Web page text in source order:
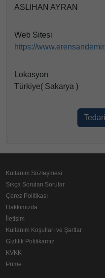
ASLIHAN AYRAN
Web Sitesi
https://
Lokasyon
Türkiye( Sakarya )
Kullanım Sözleşmesi
Sıkça Sorulan Sorular
Çerez Politikası
Hakkımızda
İletişim
Kullanım Koşulları ve Şartlar
Gizlilik Politikamız
KVKK
Prime